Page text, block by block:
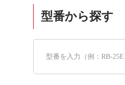
型番から探す